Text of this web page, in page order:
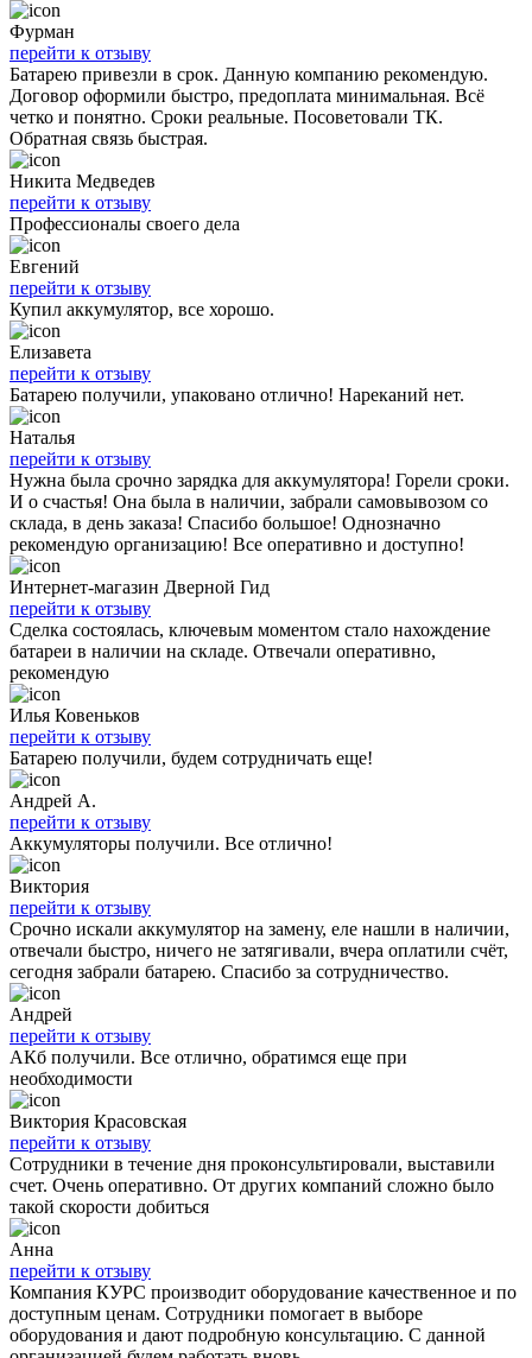
Фурман
перейти к отзыву
Батарею привезли в срок. Данную компанию рекомендую.
Договор оформили быстро, предоплата минимальная. Всё
четко и понятно. Сроки реальные. Посоветовали ТК.
Обратная связь быстрая.
Никита Медведев
перейти к отзыву
Профессионалы своего дела
Евгений
перейти к отзыву
Купил аккумулятор, все хорошо.
Елизавета
перейти к отзыву
Батарею получили, упаковано отлично! Нареканий нет.
Наталья
перейти к отзыву
Нужна была срочно зарядка для аккумулятора! Горели сроки.
И о счастья! Она была в наличии, забрали самовывозом со
склада, в день заказа! Спасибо большое! Однозначно
рекомендую организацию! Все оперативно и доступно!
Интернет-магазин Дверной Гид
перейти к отзыву
Сделка состоялась, ключевым моментом стало нахождение
батареи в наличии на складе. Отвечали оперативно,
рекомендую
Илья Ковеньков
перейти к отзыву
Батарею получили, будем сотрудничать еще!
Андрей А.
перейти к отзыву
Аккумуляторы получили. Все отлично!
Виктория
перейти к отзыву
Срочно искали аккумулятор на замену, еле нашли в наличии,
отвечали быстро, ничего не затягивали, вчера оплатили счёт,
сегодня забрали батарею. Спасибо за сотрудничество.
Андрей
перейти к отзыву
АКб получили. Все отлично, обратимся еще при
необходимости
Виктория Красовская
перейти к отзыву
Сотрудники в течение дня проконсультировали, выставили
счет. Очень оперативно. От других компаний сложно было
такой скорости добиться
Анна
перейти к отзыву
Компания КУРС производит оборудование качественное и по
доступным ценам. Сотрудники помогает в выборе
оборудования и дают подробную консультацию. С данной